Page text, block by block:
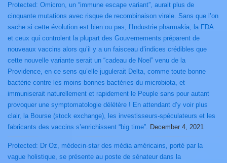
Protected: Omicron, un “immune escape variant”, aurait plus de
cinquante mutations avec risque de recombinaison virale. Sans que l’on
sache si cette évolution est bien ou pas, l’Industrie pharmakia, la FDA
et ceux qui controlent la plupart des Gouvernements préparent de
nouveaux vaccins alors qu’il y a un faisceau d’indices crédibles que
cette nouvelle variante serait un “cadeau de Noel” venu de la
Providence, en ce sens qu’elle jugulerait Delta, comme toute bonne
bactérie contre les moins bonnes bactéries du microbiota, et
immuniserait naturellement et rapidement le Peuple sans pour autant
provoquer une symptomatologie délétère ! En attendant d’y voir plus
clair, la Bourse (stock exchange), les investisseurs-spéculateurs et les
fabricants des vaccins s’enrichissent “big time”. December 4, 2021
Protected: Dr Oz, médecin-star des média américains, porté par la
vague holistique, se présente au poste de sénateur dans la